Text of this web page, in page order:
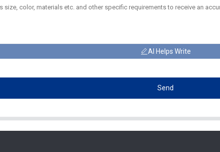
AI Helps Write
Send